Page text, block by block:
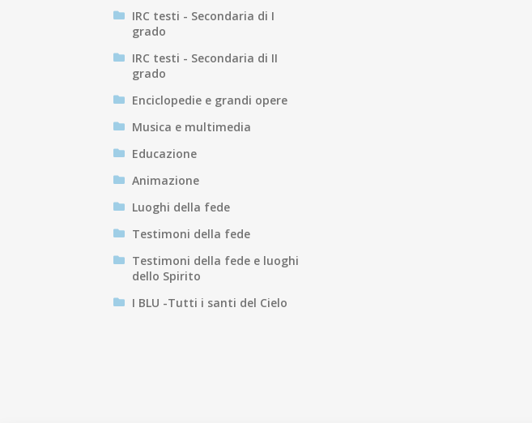
IRC testi - Secondaria di I
grado
IRC testi - Secondaria di II
grado
Enciclopedie e grandi opere
Musica e multimedia
Educazione
Animazione
Luoghi della fede
Testimoni della fede
Testimoni della fede e luoghi
dello Spirito
I BLU -Tutti i santi del Cielo